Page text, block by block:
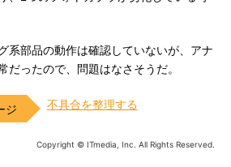
系部品の動作は確認していないが、アナ
だったので、問題はなさそうだ。
不具合を整理する
Copyright © ITmedia, Inc. All Rights Reserved.